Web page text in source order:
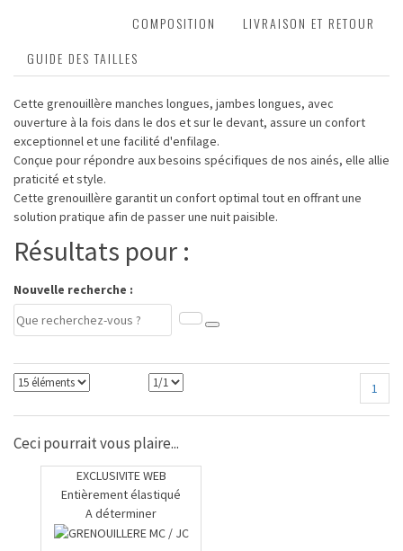
COMPOSITION
LIVRAISON ET RETOUR
GUIDE DES TAILLES
Cette grenouillère manches longues, jambes longues, avec
ouverture à la fois dans le dos et sur le devant, assure un confort
exceptionnel et une facilité d'enfilage.
Conçue pour répondre aux besoins spécifiques de nos ainés, elle allie
praticité et style.
Cette grenouillère garantit un confort optimal tout en offrant une
solution pratique afin de passer une nuit paisible.
Résultats pour :
Nouvelle recherche :
1
Ceci pourrait vous plaire...
EXCLUSIVITE WEB
Entièrement élastiqué
A déterminer